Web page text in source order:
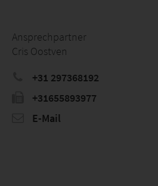
Ansprechpartner
Cris Oostven
+31 297368192
+31655893977
E-Mail